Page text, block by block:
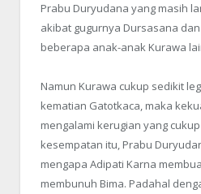
Prabu Duryudana yang masih
akibat gugurnya Dursasana
beberapa anak-anak Kurawa
Namun Kurawa cukup sedikit
kematian Gatotkaca, maka
mengalami kerugian yang
kesempatan itu, Prabu
mengapa Adipati Karna
membunuh Bima. Padahal